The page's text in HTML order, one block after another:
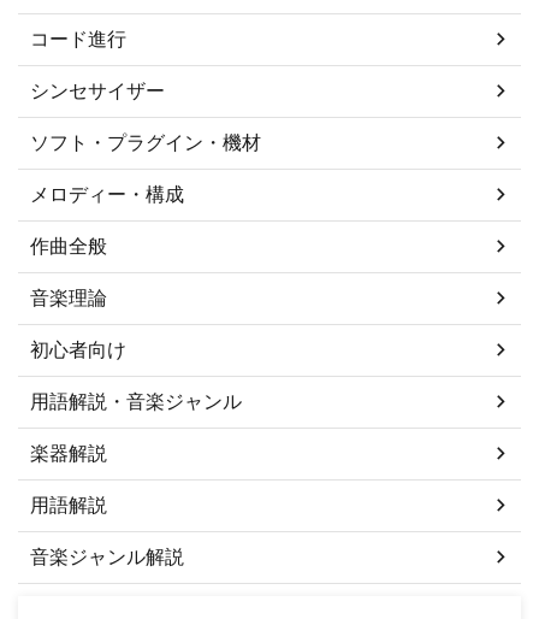
コード進行
シンセサイザー
ソフト・プラグイン・機材
メロディー・構成
作曲全般
音楽理論
初心者向け
用語解説・音楽ジャンル
楽器解説
用語解説
音楽ジャンル解説